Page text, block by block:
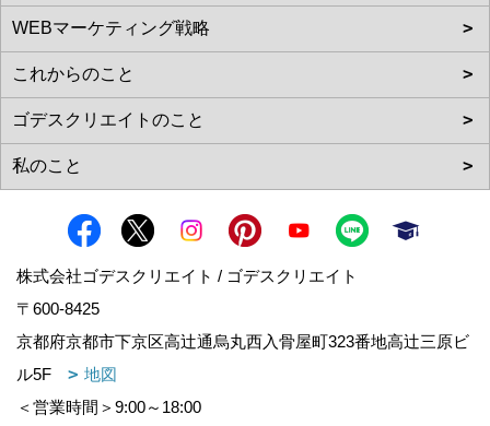
株式会社ゴデスクリエイト / ゴデスクリエイト
〒600-8425
京都府京都市下京区高辻通烏丸西入骨屋町323番地高辻三原ビ
ル5F
地図
＜営業時間＞9:00～18:00